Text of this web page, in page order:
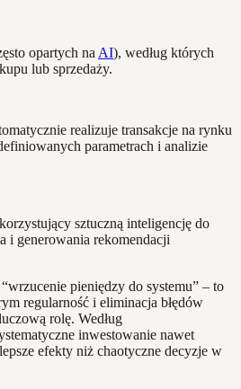
opartych na AI), według których
lub sprzedaży.
realizuje transakcje na rynku
parametrach i analizie
sztuczną inteligencję do
i generowania rekomendacji
pieniędzy do systemu” – to
regularność i eliminacja błędów
rolę. Według
inwestowanie nawet
efekty niż chaotyczne decyzje w